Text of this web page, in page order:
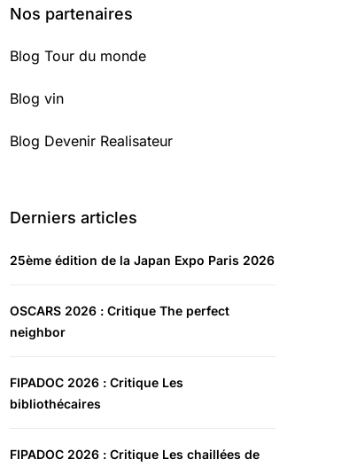
Nos partenaires
Blog Tour du monde
Blog vin
Blog Devenir Realisateur
Derniers articles
25ème édition de la Japan Expo Paris 2026
OSCARS 2026 : Critique The perfect
neighbor
FIPADOC 2026 : Critique Les
bibliothécaires
FIPADOC 2026 : Critique Les chaillées de